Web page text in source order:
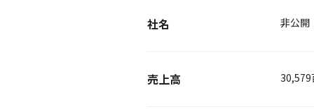
社名 非公開
売上高 30,579